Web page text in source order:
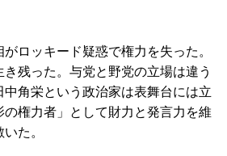
ロッキード疑惑で権力を失った。
残った。与党と野党の立場は違う
角栄という政治家は表舞台には立
権力者」として財力と発言力を維
た。